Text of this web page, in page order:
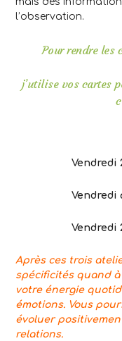
l’observation.
Pour rendre les
j’utilise vos cartes
Vendredi
Vendredi
Vendredi
Après ces trois
spécificités quand
votre énergie
émotions. Vous
évoluer
relations.